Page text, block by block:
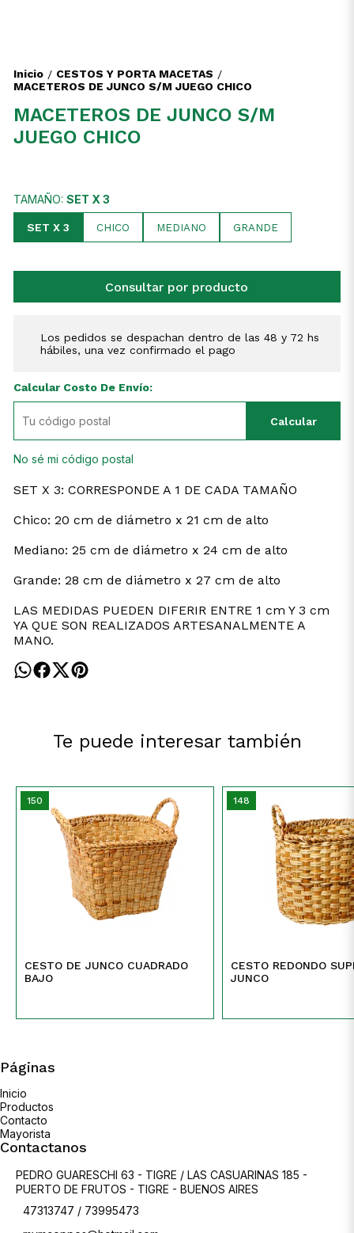
Inicio / CESTOS Y PORTA MACETAS /
MACETEROS DE JUNCO S/M JUEGO CHICO
MACETEROS DE JUNCO S/M
JUEGO CHICO
TAMAÑO: SET X 3
SET X 3 CHICO MEDIANO GRANDE
Consultar por producto
Los pedidos se despachan dentro de las 48 y 72 hs
hábiles, una vez confirmado el pago
Calcular Costo De Envío:
Calcular
No sé mi código postal
SET X 3: CORRESPONDE A 1 DE CADA TAMAÑO
Chico: 20 cm de diámetro x 21 cm de alto
Mediano: 25 cm de diámetro x 24 cm de alto
Grande: 28 cm de diámetro x 27 cm de alto
LAS MEDIDAS PUEDEN DIFERIR ENTRE 1 cm Y 3 cm
YA QUE SON REALIZADOS ARTESANALMENTE A
MANO.
Te puede interesar también
150
CESTO DE JUNCO CUADRADO
BAJO
148
CESTO REDONDO
JUNCO
Páginas
Inicio
Productos
Contacto
Mayorista
Contactanos
PEDRO GUARESCHI 63 - TIGRE / LAS CASUARINAS 185 -
PUERTO DE FRUTOS - TIGRE - BUENOS AIRES
47313747 / 73995473